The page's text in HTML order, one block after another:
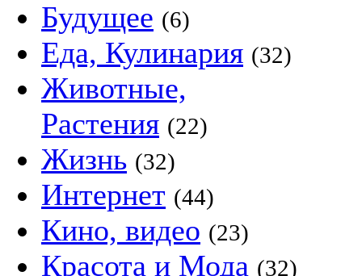
Будущее (6)
Еда, Кулинария (32)
Животные,
Растения (22)
Жизнь (32)
Интернет (44)
Кино, видео (23)
Красота и Мода (32)